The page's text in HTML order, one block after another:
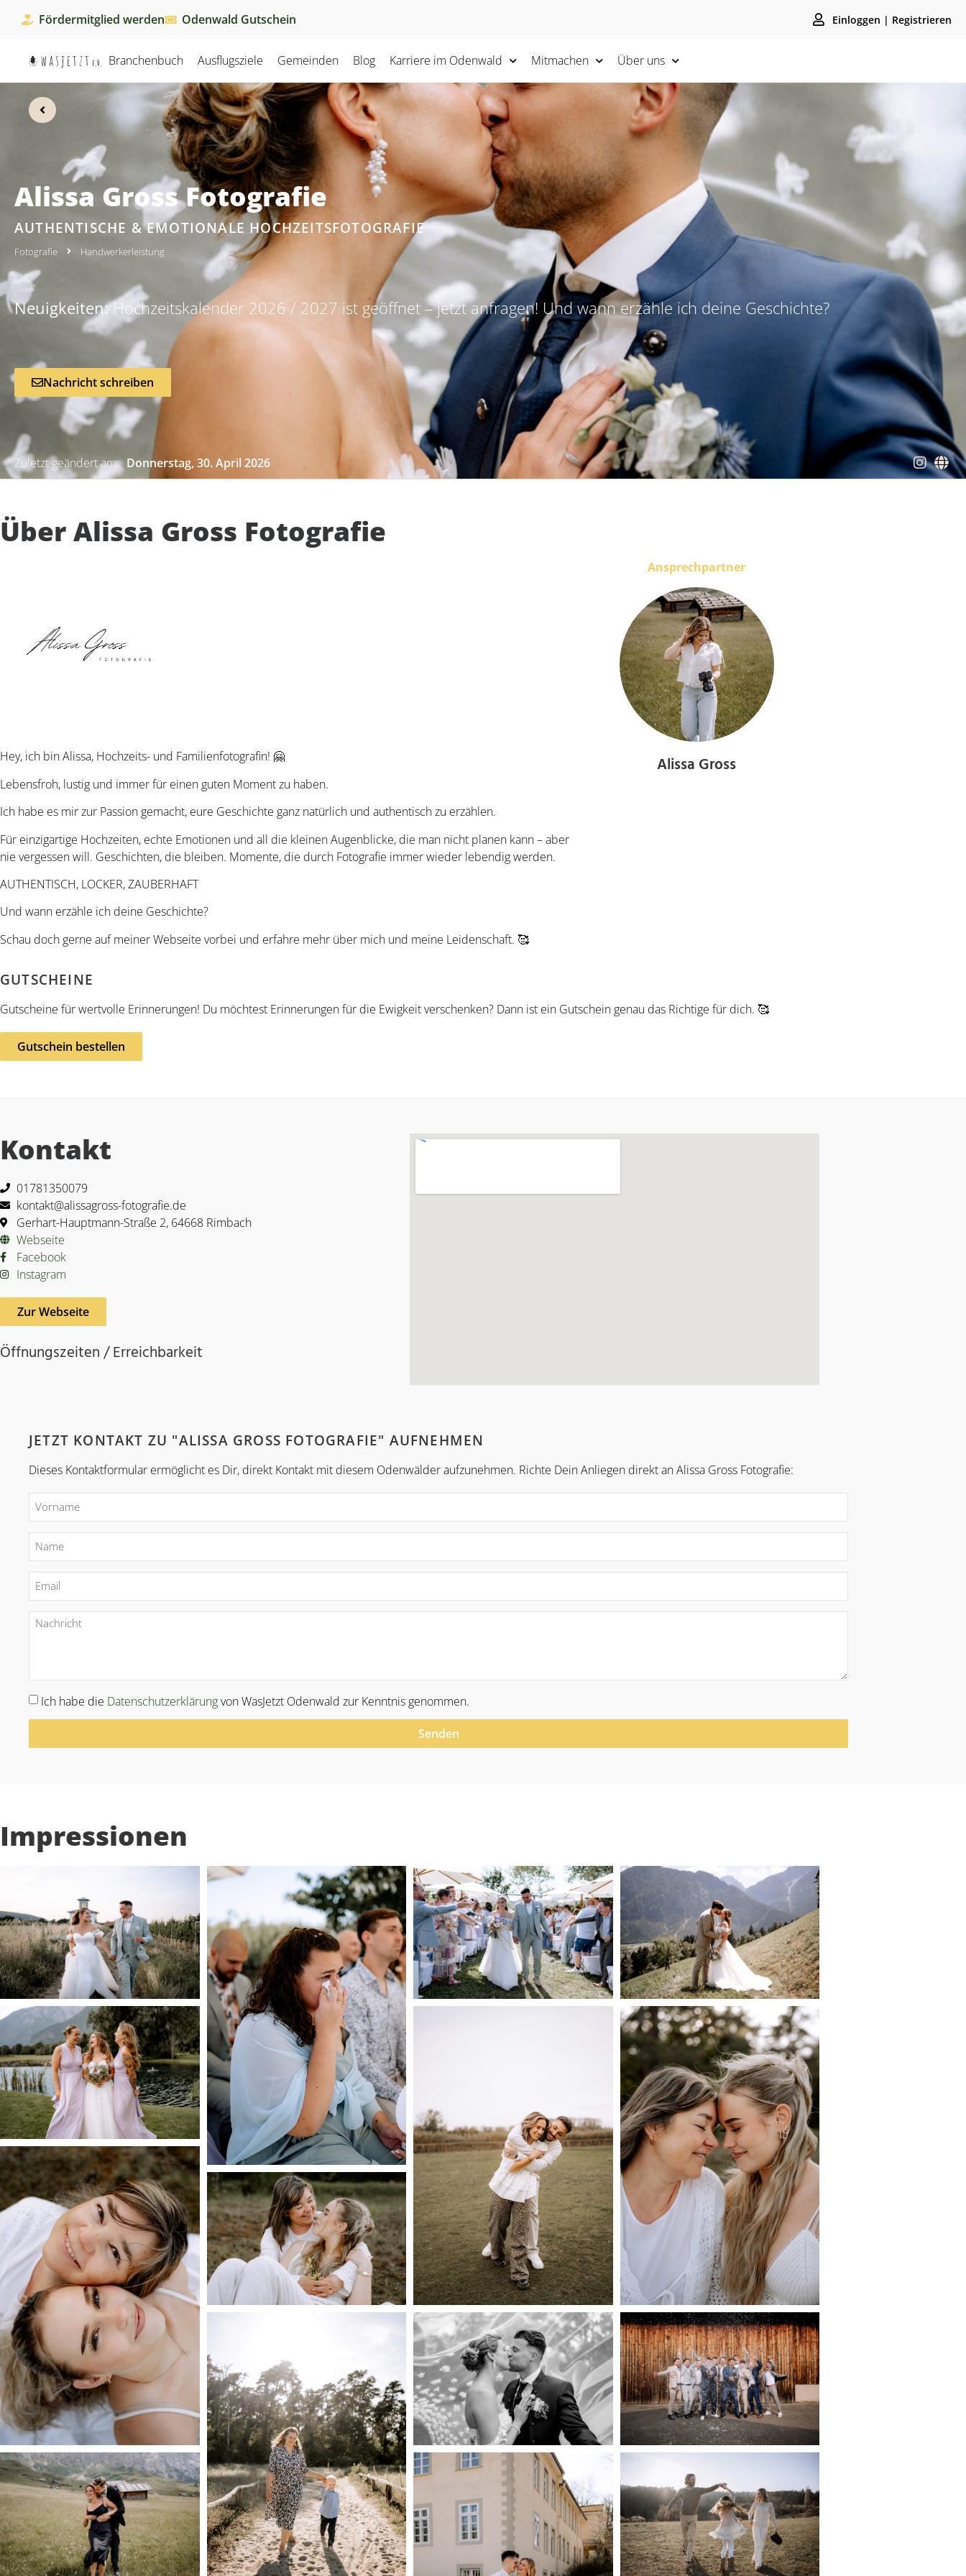
Fördermitglied werden Odenwald Gutschein Einloggen | Registrieren
Branchenbuch Ausflugsziele Gemeinden Blog Karriere im Odenwald Mitmachen Über uns
Alissa Gross Fotografie
AUTHENTISCHE & EMOTIONALE HOCHZEITSFOTOGRAFIE
Fotografie Handwerkerleistung
Neuigkeiten:Hochzeitskalender 2026 / 2027 ist geöffnet – jetzt anfragen! Und wann erzähle ich deine Geschichte?
Nachricht schreiben
Zuletzt geändert am: Donnerstag, 30. April 2026
Über Alissa Gross Fotografie
Hey, ich bin Alissa, Hochzeits- und Familienfotografin! 🤗
Lebensfroh, lustig und immer für einen guten Moment zu haben.
Ich habe es mir zur Passion gemacht, eure Geschichte ganz natürlich und authentisch zu erzählen.
Für einzigartige Hochzeiten, echte Emotionen und all die kleinen Augenblicke, die man nicht planen kann – aber
nie vergessen will. Geschichten, die bleiben. Momente, die durch Fotografie immer wieder lebendig werden.
AUTHENTISCH, LOCKER, ZAUBERHAFT
Und wann erzähle ich deine Geschichte?
Schau doch gerne auf meiner Webseite vorbei und erfahre mehr über mich und meine Leidenschaft. 🥰
Ansprechpartner
Alissa Gross
GUTSCHEINE
Gutscheine für wertvolle Erinnerungen! Du möchtest Erinnerungen für die Ewigkeit verschenken? Dann ist ein Gutschein genau das Richtige für dich. 🥰
Gutschein bestellen
Kontakt
01781350079
kontakt@alissagross-fotografie.de
Gerhart-Hauptmann-Straße 2, 64668 Rimbach
Webseite
Facebook
Instagram
Zur Webseite
Öffnungszeiten / Erreichbarkeit
JETZT KONTAKT ZU "ALISSA GROSS FOTOGRAFIE" AUFNEHMEN
Dieses Kontaktformular ermöglicht es Dir, direkt Kontakt mit diesem Odenwälder aufzunehmen. Richte Dein Anliegen direkt an Alissa Gross Fotografie:
Ich habe die Datenschutzerklärungvon WasJetzt Odenwald zur Kenntnis genommen.
Senden
Impressionen